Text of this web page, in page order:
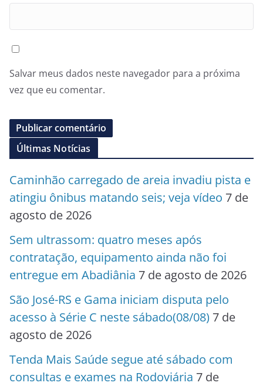
Salvar meus dados neste navegador para a próxima
vez que eu comentar.
Últimas Notícias
Caminhão carregado de areia invadiu pista e
atingiu ônibus matando seis; veja vídeo 7 de
agosto de 2026
Sem ultrassom: quatro meses após
contratação, equipamento ainda não foi
entregue em Abadiânia 7 de agosto de 2026
São José-RS e Gama iniciam disputa pelo
acesso à Série C neste sábado(08/08) 7 de
agosto de 2026
Tenda Mais Saúde segue até sábado com
consultas e exames na Rodoviária 7 de